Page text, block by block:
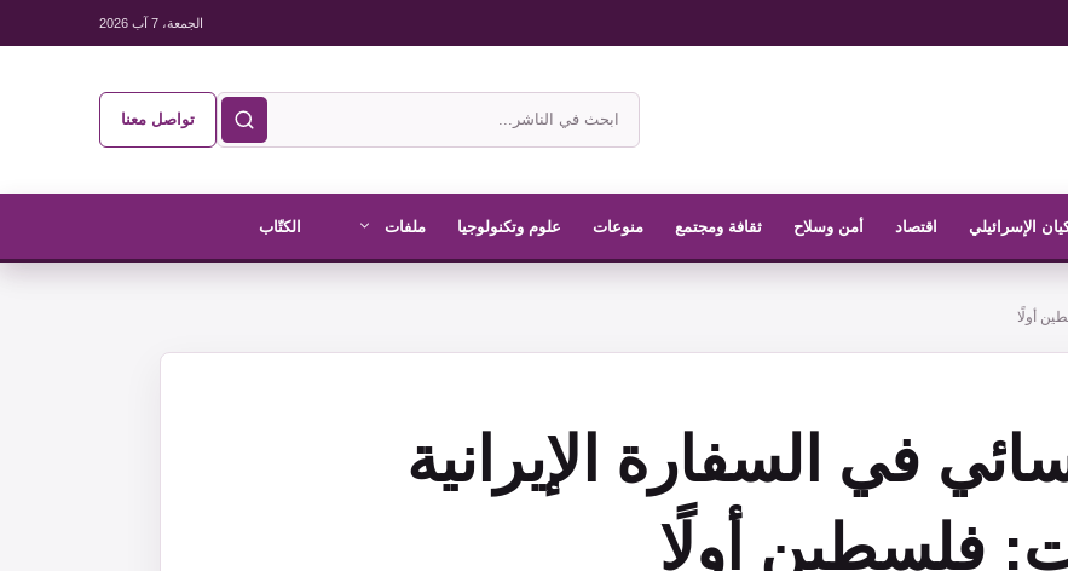
الجمعة، 7 آب 2026
ابحث
في
الناشر
تواصل معنا
الإسرائيلي اقتصاد أمن وسلاح ثقافة ومجتمع منوعات علوم وتكنولوجيا ملفات الكتّاب
أولًا
في السفارة الإيرانية
فلسطين أولًا